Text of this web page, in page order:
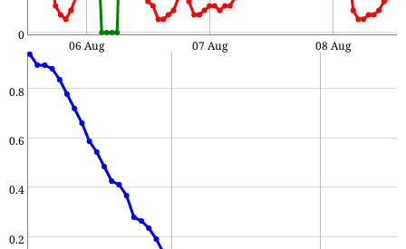
0
06 Aug 07 Aug 08 Aug
0.2
0.4
0.6
0.8